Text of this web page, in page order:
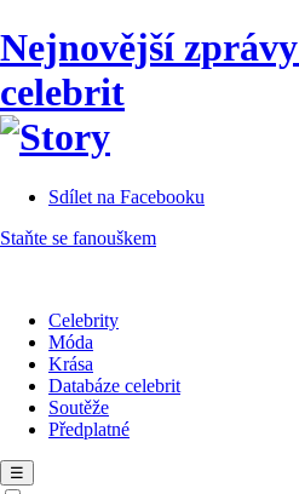
Nejnovější zprávy
celebrit
Sdílet na Facebooku
Staňte se fanouškem
Celebrity
Móda
Krása
Databáze celebrit
Soutěže
Předplatné
☰